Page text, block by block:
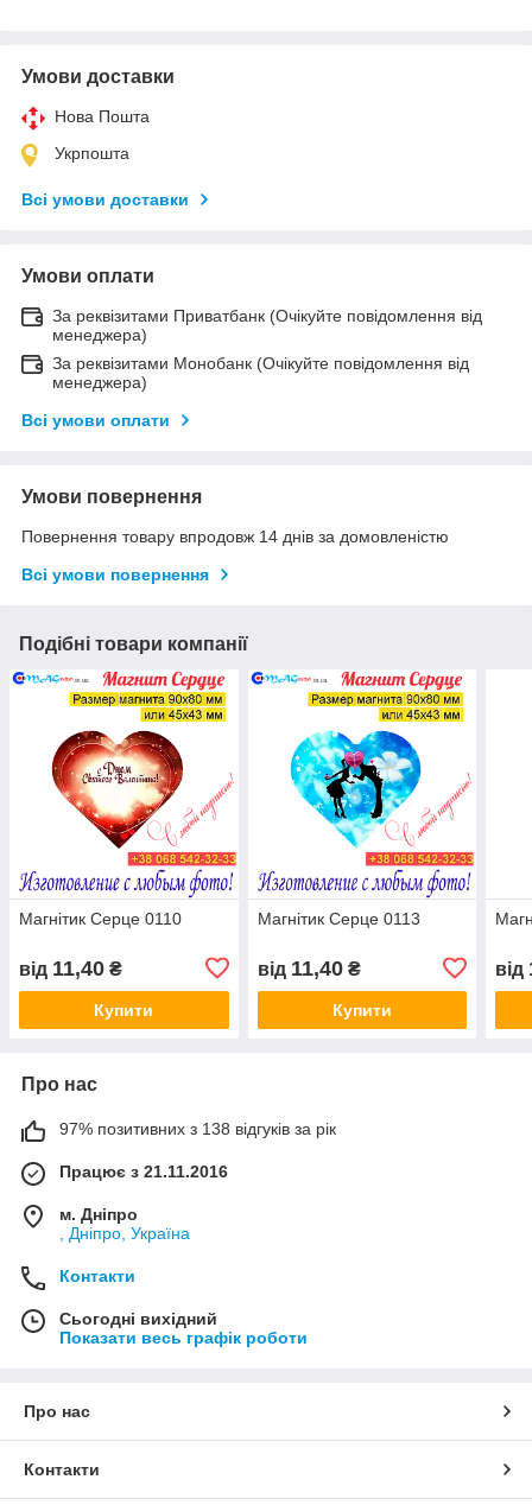
Умови доставки
Нова Пошта
Укрпошта
Всі умови доставки
Умови оплати
За реквізитами Приватбанк (Очікуйте повідомлення від
менеджера)
За реквізитами Монобанк (Очікуйте повідомлення від
менеджера)
Всі умови оплати
Умови повернення
Повернення товару впродовж 14 днів за домовленістю
Всі умови повернення
Подібні товари компанії
Магнітик Серце 0110
від 11,40 ₴
Купити
Магнітик Серце 0113
від 11,40₴
Купити
від
Про нас
97% позитивних з 138 відгуків за рік
Працює з 21.11.2016
м. Дніпро
, Дніпро, Україна
Контакти
Сьогодні вихідний
Показати весь графік роботи
Про нас
Контакти